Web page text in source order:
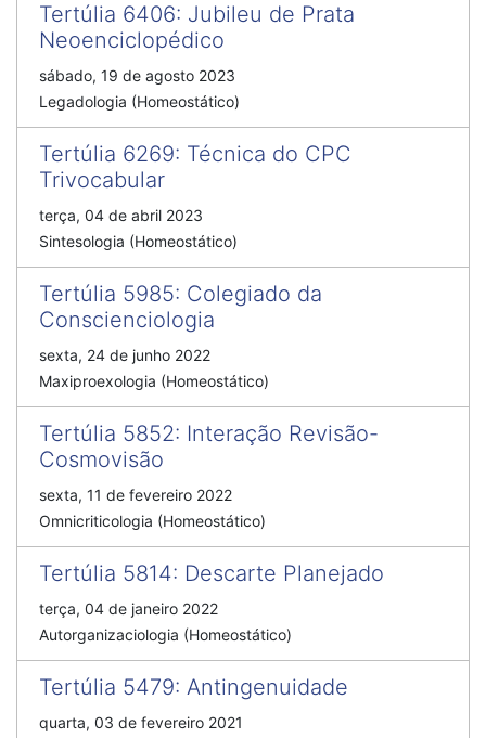
Tertúlia 6406: Jubileu de Prata
Neoenciclopédico
sábado, 19 de agosto 2023
Legadologia (Homeostático)
Tertúlia 6269: Técnica do CPC
Trivocabular
terça, 04 de abril 2023
Sintesologia (Homeostático)
Tertúlia 5985: Colegiado da
Conscienciologia
sexta, 24 de junho 2022
Maxiproexologia (Homeostático)
Tertúlia 5852: Interação Revisão-
Cosmovisão
sexta, 11 de fevereiro 2022
Omnicriticologia (Homeostático)
Tertúlia 5814: Descarte Planejado
terça, 04 de janeiro 2022
Autorganizaciologia (Homeostático)
Tertúlia 5479: Antingenuidade
quarta, 03 de fevereiro 2021